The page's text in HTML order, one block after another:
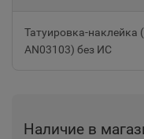
Татуировка-
AN03103) без ИС
Наличие в